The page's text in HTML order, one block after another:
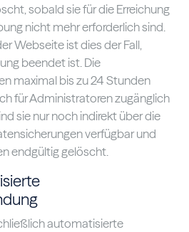
sobald sie für die Erreichung
nicht mehr erforderlich sind.
Webseite ist dies der Fall,
beendet ist. Die
maximal bis zu 24 Stunden
für Administratoren zugänglich
sie nur noch indirekt über die
verfügbar und
endgültig gelöscht.
automatisierte